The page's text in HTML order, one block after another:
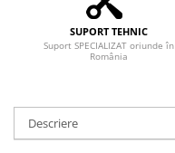
Componente PC
Placi de Baza
CPU
Memorii
SUPORT TEHNIC
Suport SPECIALIZAT oriunde în
România
Descriere